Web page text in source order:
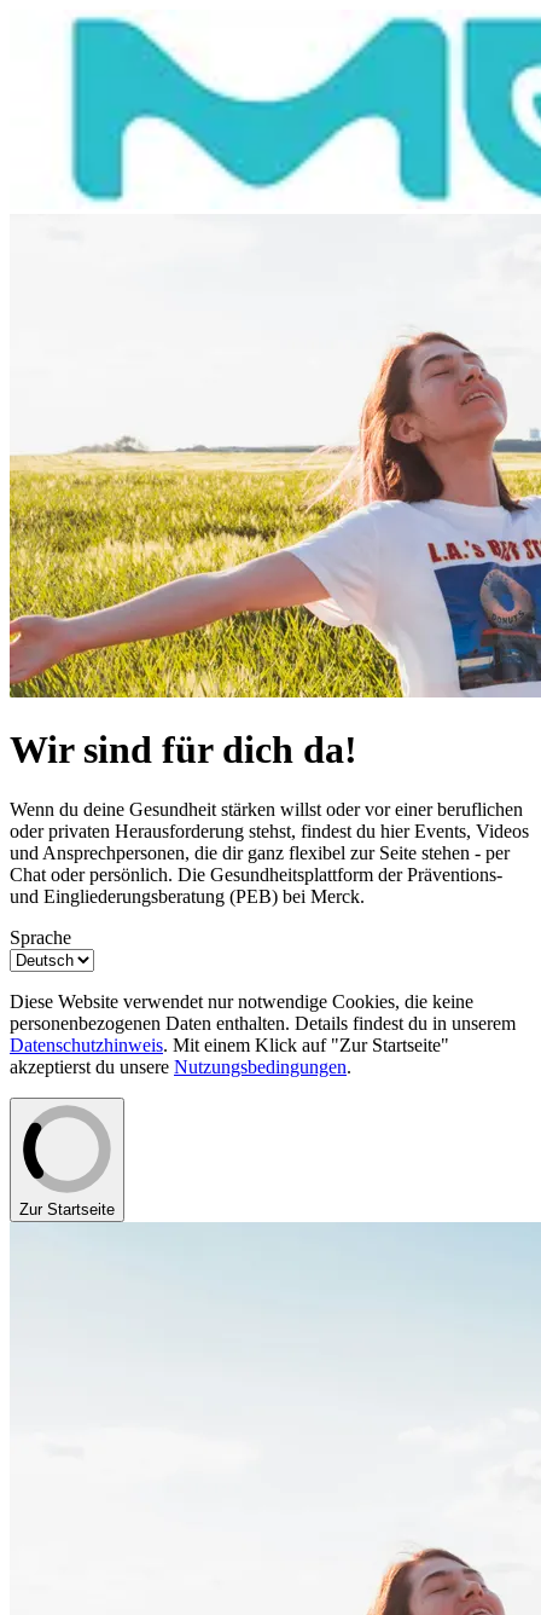
Wir sind für dich da!
Wenn du deine Gesundheit stärken willst oder vor einer beruflichen
oder privaten Herausforderung stehst, findest du hier Events, Videos
und Ansprechpersonen, die dir ganz flexibel zur Seite stehen - per
Chat oder persönlich. Die Gesundheitsplattform der Präventions-
und Eingliederungsberatung (PEB) bei Merck.
Sprache
Diese Website verwendet nur notwendige Cookies, die keine
personenbezogenen Daten enthalten. Details findest du in unserem
Datenschutzhinweis. Mit einem Klick auf "Zur Startseite"
akzeptierst du unsere Nutzungsbedingungen.
Zur Startseite